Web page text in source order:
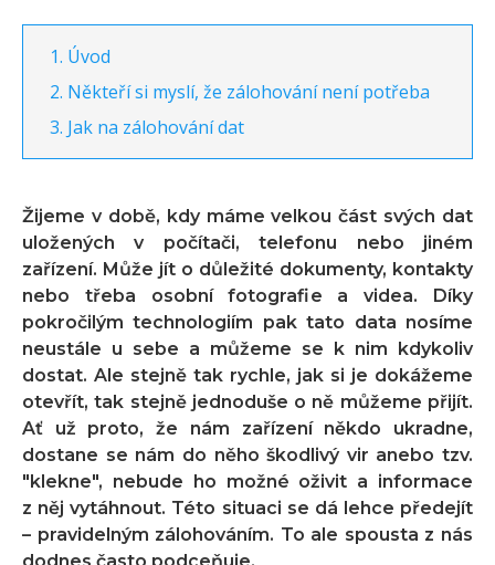
Úvod
Někteří si myslí, že zálohování není potřeba
Jak na zálohování dat
Žijeme v době, kdy máme velkou část svých dat
uložených v počítači, telefonu nebo jiném
zařízení. Může jít o důležité dokumenty, kontakty
nebo třeba osobní fotografie a videa. Díky
pokročilým technologiím pak tato data nosíme
neustále u sebe a můžeme se k nim kdykoliv
dostat. Ale stejně tak rychle, jak si je dokážeme
otevřít, tak stejně jednoduše o ně můžeme přijít.
Ať už proto, že nám zařízení někdo ukradne,
dostane se nám do něho škodlivý vir anebo tzv.
"klekne", nebude ho možné oživit a informace
z něj vytáhnout. Této situaci se dá lehce předejít
– pravidelným zálohováním. To ale spousta z nás